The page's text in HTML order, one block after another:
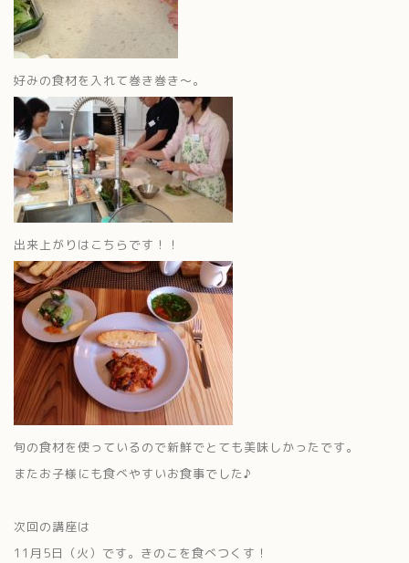
好みの食材を入れて巻き巻き～。
出来上がりはこちらです！！
旬の食材を使っているので新鮮でとても美味しかったです。
またお子様にも食べやすいお食事でした♪
次回の講座は
11月5日（火）です。きのこを食べつくす！